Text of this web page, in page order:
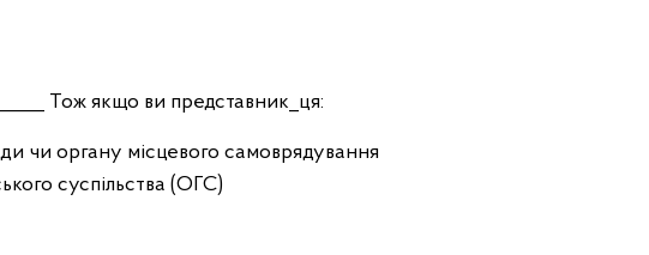
Тож якщо ви представник_ця:
чи органу місцевого самоврядування
суспільства (ОГС)